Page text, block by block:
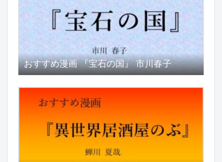
おすすめ漫画 『宝石の国』 市川春子